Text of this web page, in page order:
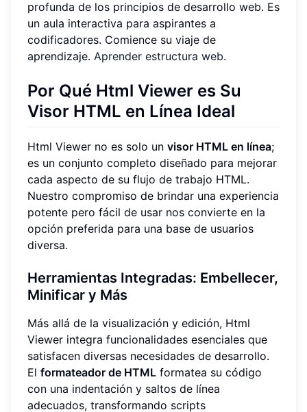
profunda de los principios de desarrollo web. Es
un aula interactiva para aspirantes a
codificadores. Comience su viaje de
aprendizaje. Aprender estructura web.
Por Qué Html Viewer es Su
Visor HTML en Línea Ideal
Html Viewer no es solo un visor HTML en línea;
es un conjunto completo diseñado para mejorar
cada aspecto de su flujo de trabajo HTML.
Nuestro compromiso de brindar una experiencia
potente pero fácil de usar nos convierte en la
opción preferida para una base de usuarios
diversa.
Herramientas Integradas: Embellecer,
Minificar y Más
Más allá de la visualización y edición, Html
Viewer integra funcionalidades esenciales que
satisfacen diversas necesidades de desarrollo.
El formateador de HTML formatea su código
con una indentación y saltos de línea
adecuados, transformando scripts